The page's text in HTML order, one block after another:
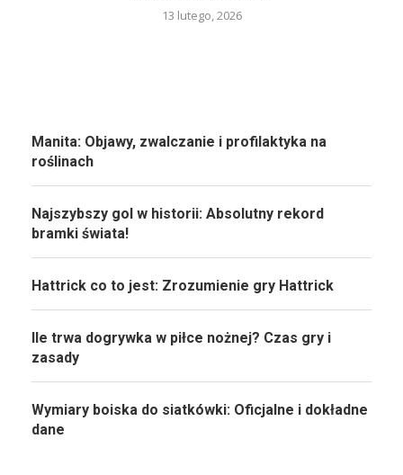
13 lutego, 2026
Manita: Objawy, zwalczanie i profilaktyka na
roślinach
Najszybszy gol w historii: Absolutny rekord
bramki świata!
Hattrick co to jest: Zrozumienie gry Hattrick
Ile trwa dogrywka w piłce nożnej? Czas gry i
zasady
Wymiary boiska do siatkówki: Oficjalne i dokładne
dane